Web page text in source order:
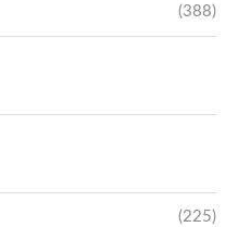
(388)
(225)